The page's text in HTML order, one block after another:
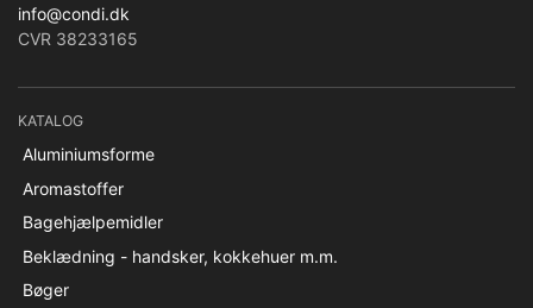
info@condi.dk
CVR 38233165
KATALOG
Aluminiumsforme
Aromastoffer
Bagehjælpemidler
Beklædning - handsker, kokkehuer m.m.
Bøger